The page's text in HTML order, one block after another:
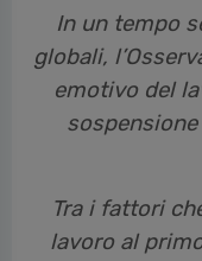
In un tempo
globali,
emotivo del
Tra i fattori
lavoro al